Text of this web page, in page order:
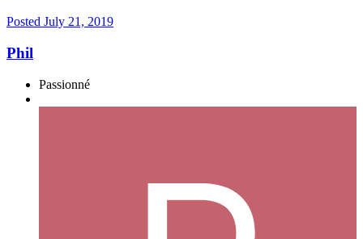
Posted July 21, 2019
Phil
Passionné